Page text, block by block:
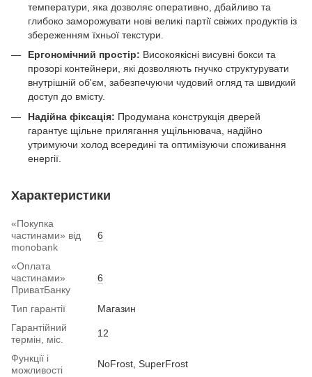
температури, яка дозволяє оперативно, дбайливо та
глибоко заморожувати нові великі партії свіжих продуктів із
збереженням їхньої текстури.
Ергономічний простір: Високоякісні висувні бокси та
прозорі контейнери, які дозволяють гнучко структурувати
внутрішній об'єм, забезпечуючи чудовий огляд та швидкий
доступ до вмісту.
Надійна фіксація: Продумана конструкція дверей
гарантує щільне прилягання ущільнювача, надійно
утримуючи холод всередині та оптимізуючи споживання
енергії.
Характеристики
«Покупка
частинами» від
monobank
6
«Оплата
частинами»
ПриватБанку
6
Тип гарантії
Магазин
Гарантійний
термін, міс.
12
Функції і
можливості
NoFrost, SuperFrost